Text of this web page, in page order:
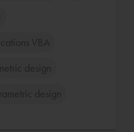
VBA
design
design